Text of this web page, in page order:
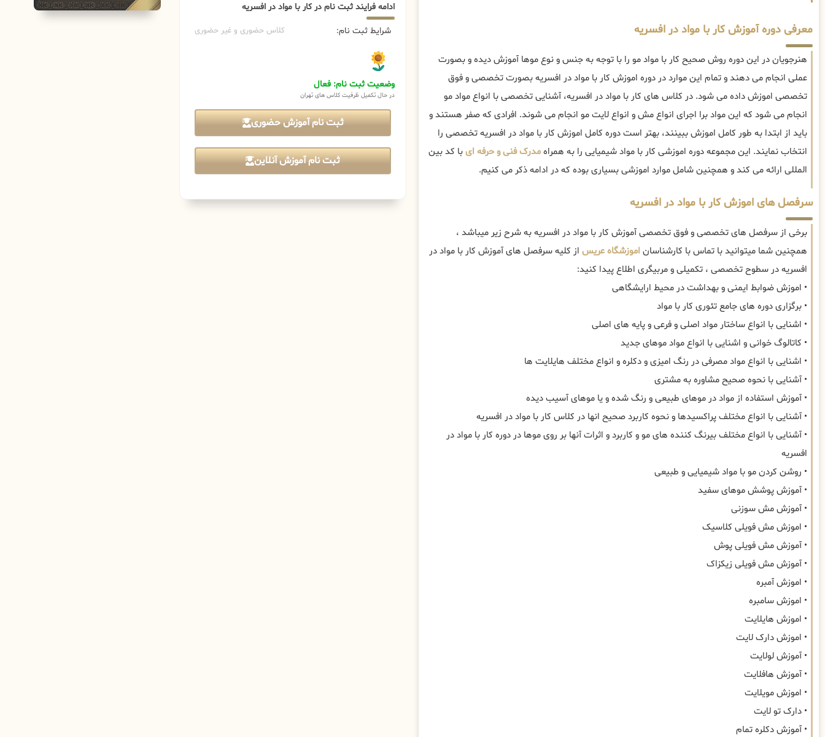
معرفی دوره آموزش کار با مواد در افسریه
هنرجویان در این دوره روش صحیح کار با مواد مو را با توجه به جنس و نوع موها آموزش دیده و بصورت
عملی انجام می دهند و تمام این موارد در دوره اموزش کار با مواد در افسریه بصورت تخصصی و فوق
تخصصی اموزش داده می شود. در کلاس های کار با مواد در افسریه، آشنایی تخصصی با انواع مواد مو
انجام می شود که این مواد برا اجرای انواع مش و انواع لایت مو انجام می شوند. افرادی که صفر هستند و
باید از ابتدا به طور کامل اموزش ببینند، بهتر است دوره کامل اموزش کار با مواد در افسریه تخصصی را
انتخاب نمایند. این مجموعه دوره اموزشی کار با مواد شیمیایی را به همراهمدرک فنی و حرفه ایبا کد بین
المللی ارائه می کند و همچنین شامل موارد اموزشی بسیاری بوده که در ادامه ذکر می کنیم.
سرفصل های اموزش کار با مواد در افسریه
برخی از سرفصل های تخصصی و فوق تخصصی آموزش کار با مواد در افسریه به شرح زیر میباشد ،
همچنین شما میتوانید با تماس با کارشناسان اموزشگاه عریس از کلیه سرفصل های آموزش کار با مواد در
افسریه در سطوح تخصصی ، تکمیلی و مربیگری اطلاع پیدا کنید:
• اموزش ضوابط ایمنی و بهداشت در محیط ارایشگاهی
• برگزاری دوره های جامع تئوری کار با مواد
• اشنایی با انواع ساختار مواد اصلی و فرعی و پایه های اصلی
• کاتالوگ خوانی و اشنایی با انواع مواد موهای جدید
• اشنایی با انواع مواد مصرفی در رنگ امیزی و دکلره و انواع مختلف هایلایت ها
• آشنایی با نحوه صحیح مشاوره به مشتری
• آموزش استفاده از مواد در موهای طبیعی و رنگ شده و یا موهای آسیب دیده
• آشنایی با انواع مختلف پراکسیدها و نحوه کاربرد صحیح انها در کلاس کار با مواد در افسریه
• آشنایی با انواع مختلف بیرنگ کننده های مو و کاربرد و اثرات آنها بر روی موها در دوره کار با مواد در
افسریه
• روشن کردن مو با مواد شیمیایی و طبیعی
• آموزش پوشش موهای سفید
• آموزش مش سوزنی
• اموزش مش فویلی کلاسیک
• آموزش مش فویلی پوش
• آموزش مش فویلی زیکزاک
• اموزش آمبره
• اموزش سامبره
• اموزش هایلایت
• اموزش دارک لایت
• آموزش لولایت
• آموزش هافلایت
• اموزش مویلایت
• دارک تو لایت
• آموزش دکلره تمام
ادامه فرایند ثبت نام در کار با مواد در افسریه
شرایط ثبت نام: کلاس حضوری و غیر حضوری
وضعیت ثبت نام: فعال
در حال تکمیل ظرفیت کلاس های تهران
ثبت نام آموزش حضوری
ثبت نام آموزش آنلاین